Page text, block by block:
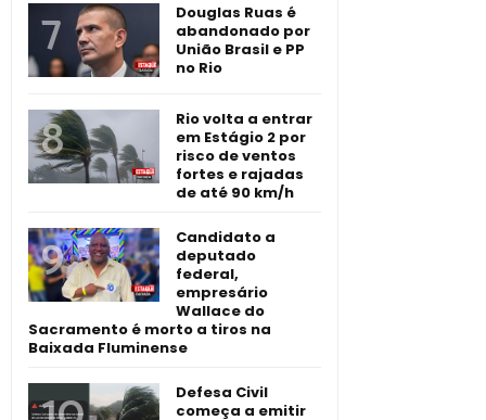
Douglas Ruas é
abandonado por
União Brasil e PP
no Rio
Rio volta a entrar
em Estágio 2 por
risco de ventos
fortes e rajadas
de até 90 km/h
Candidato a
deputado
federal,
empresário
Wallace do
Sacramento é morto a tiros na
Baixada Fluminense
Defesa Civil
começa a emitir